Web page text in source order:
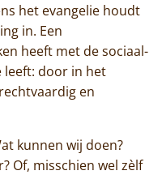
het evangelie houdt
in. Een
heeft met de sociaal-
leeft: door in het
en
kunnen wij doen?
Of, misschien wel zèlf